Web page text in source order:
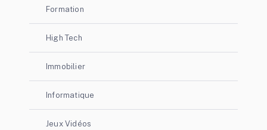
Formation
High Tech
Immobilier
Informatique
Jeux Vidéos